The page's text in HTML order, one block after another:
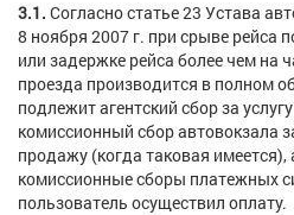
3.1. Согласно статье 23 Устава
8 ноября 2007 г. при срыве рейса
или задержке рейса более чем на
проезда производится в полном
подлежит агентский сбор за
комиссионный сбор автовокзала
продажу (когда таковая
комиссионные сборы платежных
пользователь осуществил оплату.